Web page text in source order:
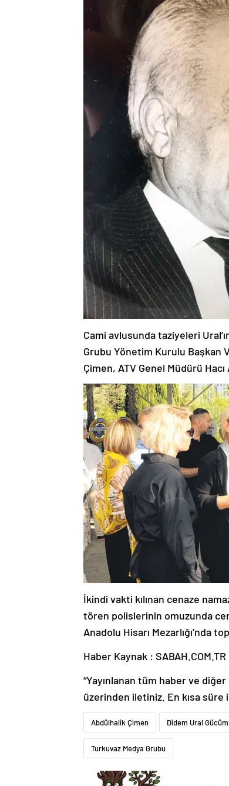
Cami avlusunda taziyeleri
Grubu Yönetim Kurulu Başkan
Çimen, ATV Genel Müdürü
İkindi vakti kılınan cenaze
tören polislerinin omuzunda
Anadolu Hisarı Mezarlığı’nda
Haber Kaynak : SABAH.COM.TR
“Yayınlanan tüm haber ve
üzerinden iletiniz. En kısa süre
Abdülhalik Çimen Didem Ural Gücüm
Turkuvaz Medya Grubu